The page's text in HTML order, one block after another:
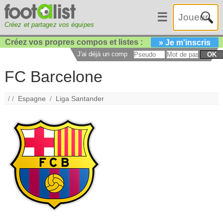
Créez et partagez vos équipes
☰
Créez vos propres compos et listes : » Je m'inscris
J'ai déjà un compte : OK
FC Barcelone
/ / Espagne / Liga Santander